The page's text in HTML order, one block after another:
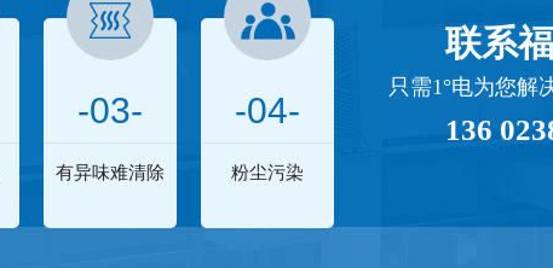
-03-
有异味难清除
-04-
粉尘污染
联系
只需1°电为您解
136